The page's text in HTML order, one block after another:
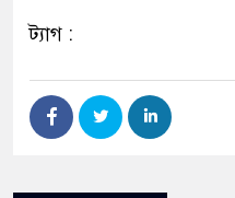
ট্যাগ :